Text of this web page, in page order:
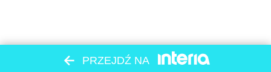
PRZEJDŹ NA